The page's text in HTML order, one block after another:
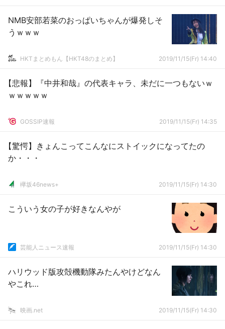
NMB安部若菜のおっぱいちゃんが爆発しそ
うｗｗｗ
HKTまとめもん【HKT48のまとめ】 2019/11/15(Fr) 14:40
【悲報】『中井和哉』の代表キャラ、未だに一つもないｗ
ｗｗｗｗｗ
GOSSIP速報 2019/11/15(Fr) 14:35
【驚愕】きょんこってこんなにストイックになってたの
か・・・
欅坂46news+ 2019/11/15(Fr) 14:30
こういう女の子が好きなんやが
芸能人ニュース速報 2019/11/15(Fr) 14:30
ハリウッド版攻殻機動隊みたんやけどなん
やこれ…
映画.net 2019/11/15(Fr) 14:30